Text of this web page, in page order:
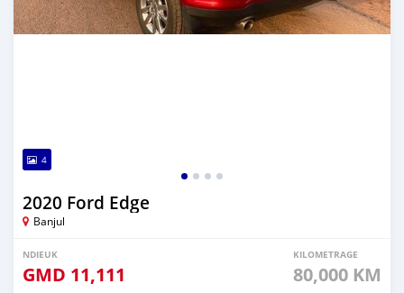
4
2020 Ford Edge
Banjul
NDIEUK
GMD 11,111
KILOMETRAGE
80,000 KM